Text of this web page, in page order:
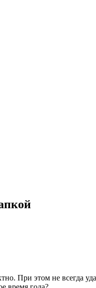
При этом не всегда